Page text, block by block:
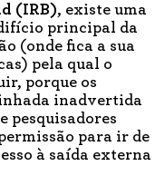
(IRB), existe uma
principal da
(onde fica a sua
pela qual o
porque os
inadvertida
pesquisadores
para ir de
à saída externa